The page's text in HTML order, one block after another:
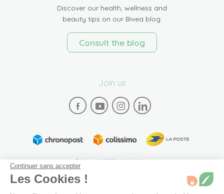
Discover our health, wellness and
beauty tips on our Bivea blog.
Consult the blog
Join us
Paiement 100% sécurisé
Continuer sans accepter
Les Cookies !